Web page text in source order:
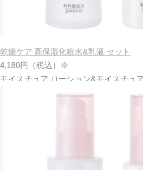
乾燥ケア 高保湿化粧水&乳液 セット
4,180円
（税込）※
モイスチュア ローション&モイスチュ